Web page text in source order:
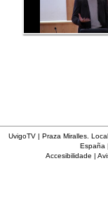
UvigoTV | Praza Miralles.
España
Accesibilidade |